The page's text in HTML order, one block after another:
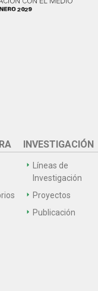
INVESTIGACIÓN
Líneas de
Investigación
Proyectos
Publicación